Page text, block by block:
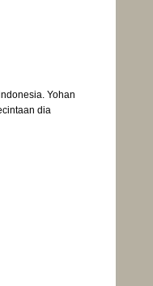
Yohan
dia